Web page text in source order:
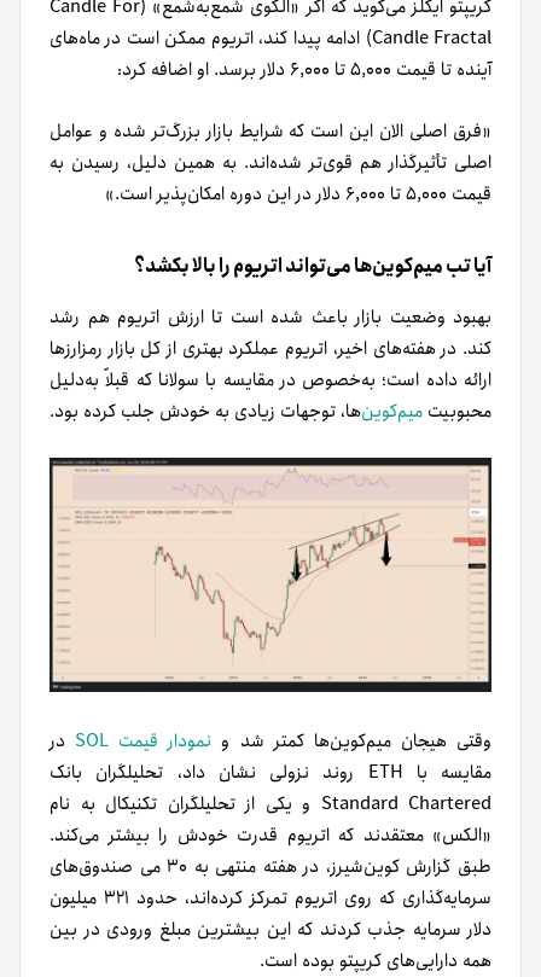
کریپتو ایگلز می‌گوید که اگر «الگوی شمع‌به‌شمع» (Candle For
Candle Fractal) ادامه پیدا کند، اتریوم ممکن است در ماه‌های
آینده تا قیمت ۵,۰۰۰ تا ۶,۰۰۰ دلار برسد. او اضافه کرد:
«فرق اصلی الان این است که شرایط بازار بزرگ‌تر شده و عوامل
اصلی تأثیرگذار هم قوی‌تر شده‌اند. به همین دلیل، رسیدن به
قیمت ۵,۰۰۰ تا ۶,۰۰۰ دلار در این دوره امکان‌پذیر است.»
آیا تب میم‌کوین‌ها می‌تواند اتریوم را بالا بکشد؟
بهبود وضعیت بازار باعث شده است تا ارزش اتریوم هم رشد
کند. در هفته‌های اخیر، اتریوم عملکرد بهتری از کل بازار رمزارزها
ارائه داده است؛ به‌خصوص در مقایسه با سولانا که قبلاً به‌دلیل
محبوبیت میم‌کوین‌ها، توجهات زیادی به خودش جلب کرده بود.
وقتی هیجان میم‌کوین‌ها کمتر شد و نمودار قیمت SOL
در
مقایسه با ETH روند نزولی نشان داد، تحلیلگران بانک
Standard Chartered و یکی از تحلیلگران تکنیکال به نام
«الکس» معتقدند که اتریوم قدرت خودش را بیشتر می‌کند.
طبق گزارش کوین‌شیرز، در هفته منتهی به ۳۰ می صندوق‌های
سرمایه‌گذاری که روی اتریوم تمرکز کرده‌اند، حدود ۳۲۱ میلیون
دلار سرمایه جذب کردند که این بیشترین مبلغ ورودی در بین
همه دارایی‌های کریپتو بوده است.